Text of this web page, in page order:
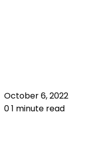
October 6, 2022
01 minute read